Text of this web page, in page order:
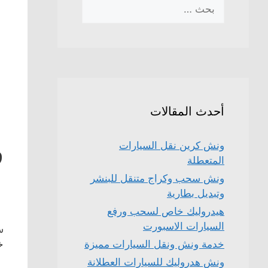
عن:
أحدث المقالات
ونش كرين نقل السيارات
المتعطلة
ونش سحب وكراج متنقل للبنشر
وتبديل بطارية
هيدروليك خاص لسحب ورفع
السيارات الاسبورت
خدمة ونش ونقل السيارات مميزة
ونش هدروليك للسيارات العطلانة